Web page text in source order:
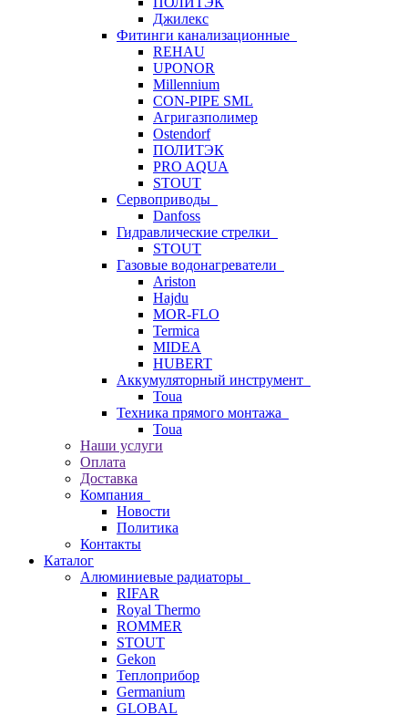
Джилекс
Фитинги канализационные
REHAU
UPONOR
Millennium
CON-PIPE SML
Агригазполимер
Ostendorf
ПОЛИТЭК
PRO AQUA
STOUT
Сервоприводы
Danfoss
Гидравлические стрелки
STOUT
Газовые водонагреватели
Ariston
Hajdu
MOR-FLO
Termica
MIDEA
HUBERT
Аккумуляторный инструмент
Toua
Техника прямого монтажа
Toua
Наши услуги
Оплата
Доставка
Компания
Новости
Политика
Контакты
Каталог
Алюминиевые радиаторы
RIFAR
Royal Thermo
ROMMER
STOUT
Gekon
Теплоприбор
Germanium
GLOBAL